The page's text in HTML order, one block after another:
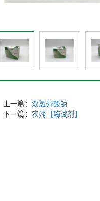
上一篇： 双氯芬酸钠
下一篇： 农残【酶试剂】